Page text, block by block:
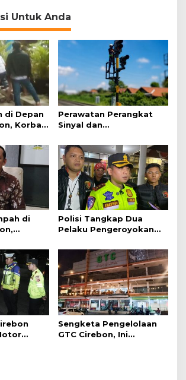
n
j
a
n
Untuk Anda
di Depan
Korban
Perawatan Perangkat
Sinyal dan
Perjalanan Kereta Api
di
Polisi Tangkap Dua
Pelaku Pengeroyokan
Sengketa Pengelolaan
GTC Cirebon, Ini